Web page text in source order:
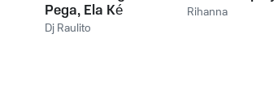
Pega, Ela Ké
Cavucadinha
Dj Raulito
Rihanna